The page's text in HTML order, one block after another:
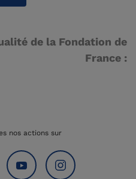
de la Fondation de
France :
nos actions sur